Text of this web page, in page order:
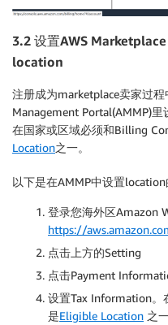
3.2 设置AWS
location
注册成为marketplace卖家过
Management Portal(AMMP)
在国家或区域必须和Billing
Location之一。
以下是在AMMP中设置location
登录您海外区Amazon
https://
点击上方的Setting
点击Payment
设置Tax Information。
是Eligible Location 之